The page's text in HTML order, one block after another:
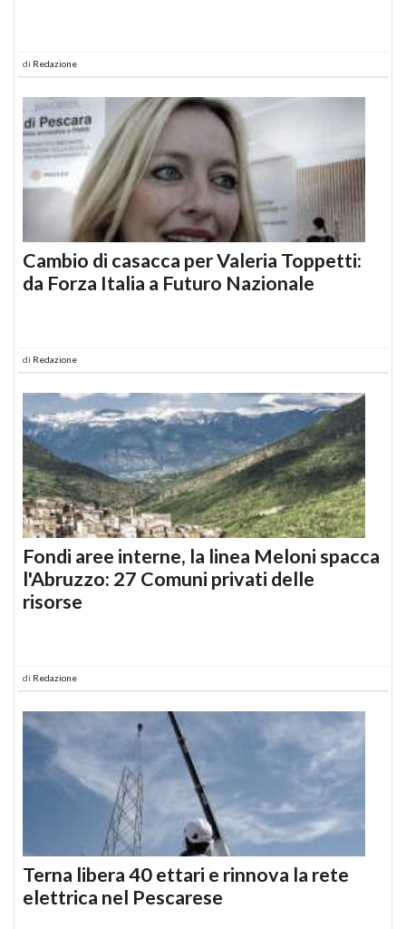
di Redazione
Cambio di casacca per Valeria Toppetti:
da Forza Italia a Futuro Nazionale
di Redazione
Fondi aree interne, la linea Meloni spacca
l'Abruzzo: 27 Comuni privati delle
risorse
di Redazione
Terna libera 40 ettari e rinnova la rete
elettrica nel Pescarese